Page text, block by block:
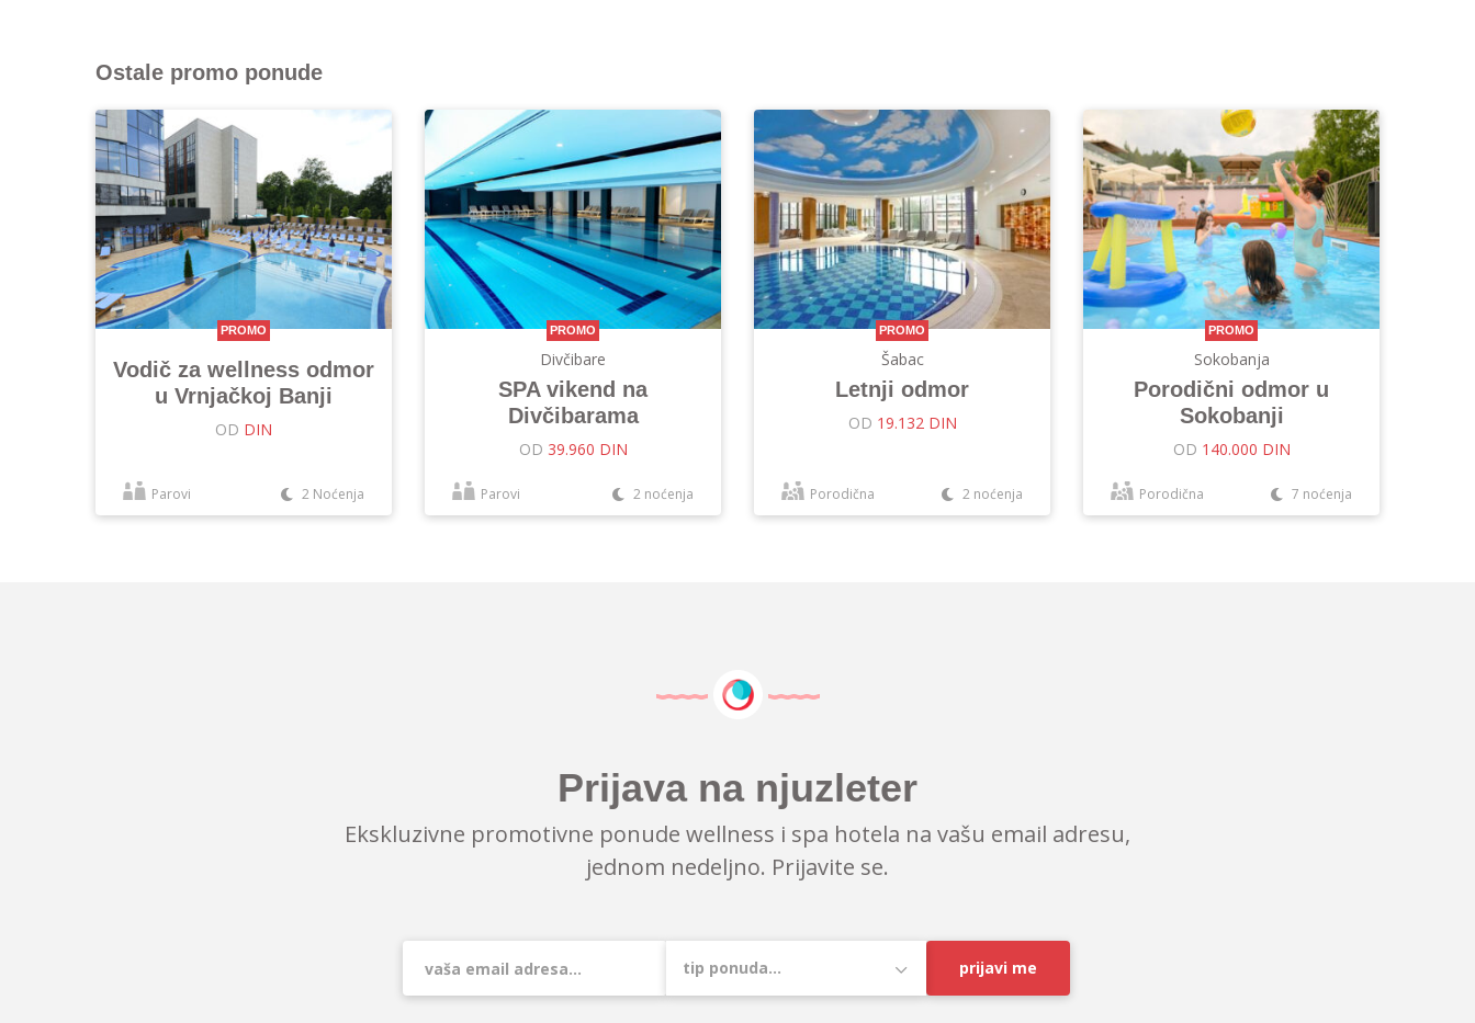
Ostale promo ponude
PROMO
Vodič za wellness odmor
u Vrnjačkoj Banji
OD DIN
Parovi 2 Noćenja
PROMO
Divčibare
SPA vikend na
Divčibarama
OD 39.960 DIN
Parovi 2 noćenja
PROMO
Šabac
Letnji odmor
OD 19.132 DIN
Porodična 2 noćenja
PROMO
Sokobanja
Porodični odmor u
Sokobanji
OD 140.000 DIN
Porodična 7 noćenja
Prijava na njuzleter
Ekskluzivne promotivne ponude wellness i spa hotela na vašu email adresu,
jednom nedeljno. Prijavite se.
prijavi me